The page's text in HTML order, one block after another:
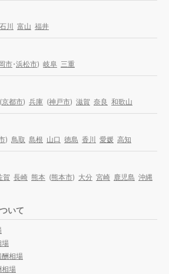
石川 富山 福井
市・浜松市) 岐阜 三重
(京都市) 兵庫 (神戸市) 滋賀 奈良 和歌山
) 鳥取 島根 山口 徳島 香川 愛媛 高知
賀 長崎 熊本 (熊本市) 大分 宮崎 鹿児島 沖縄
いて
場
酬相場
相場